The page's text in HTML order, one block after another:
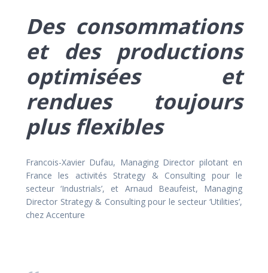
Des consommations
et des productions
optimisées et
rendues toujours
plus flexibles
Francois-Xavier Dufau, Managing Director pilotant en
France les activités Strategy & Consulting pour le
secteur ‘Industrials’, et Arnaud Beaufeist, Managing
Director Strategy & Consulting pour le secteur ‘Utilities’,
chez Accenture